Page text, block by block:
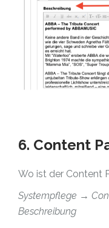
6. Content
Wo ist der Content
Systempflege →
Beschreibung